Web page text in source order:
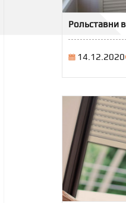
Рольставни
14.12.2020